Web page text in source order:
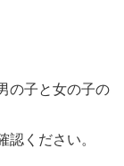
の子と女の子の
認ください。